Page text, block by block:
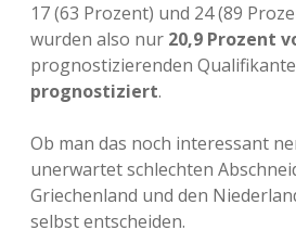
17 (63 Prozent) und 24 (89
wurden also nur 20,9 Prozent
prognostizierenden
prognostiziert.
Ob man das noch interessant
unerwartet schlechten
Griechenland und den
selbst entscheiden.